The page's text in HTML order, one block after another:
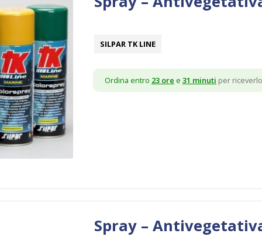
SILPAR TK LINE
Ordina entro 23 ore e 31 minuti per
Spray –